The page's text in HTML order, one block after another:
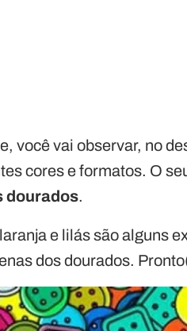
você vai observar, no
cores e formatos. O
dourados.
e lilás são alguns
dos dourados.